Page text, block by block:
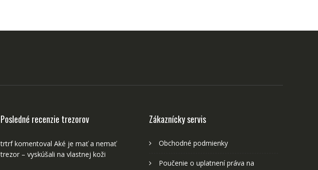
Posledné recenzie trezorov
trtrfkomentoval Aké je mať a nemať
trezor – vyskúšali na vlastnej koži
Zákaznícky servis
Obchodné podmienky
Poučenie o uplatnení práva na